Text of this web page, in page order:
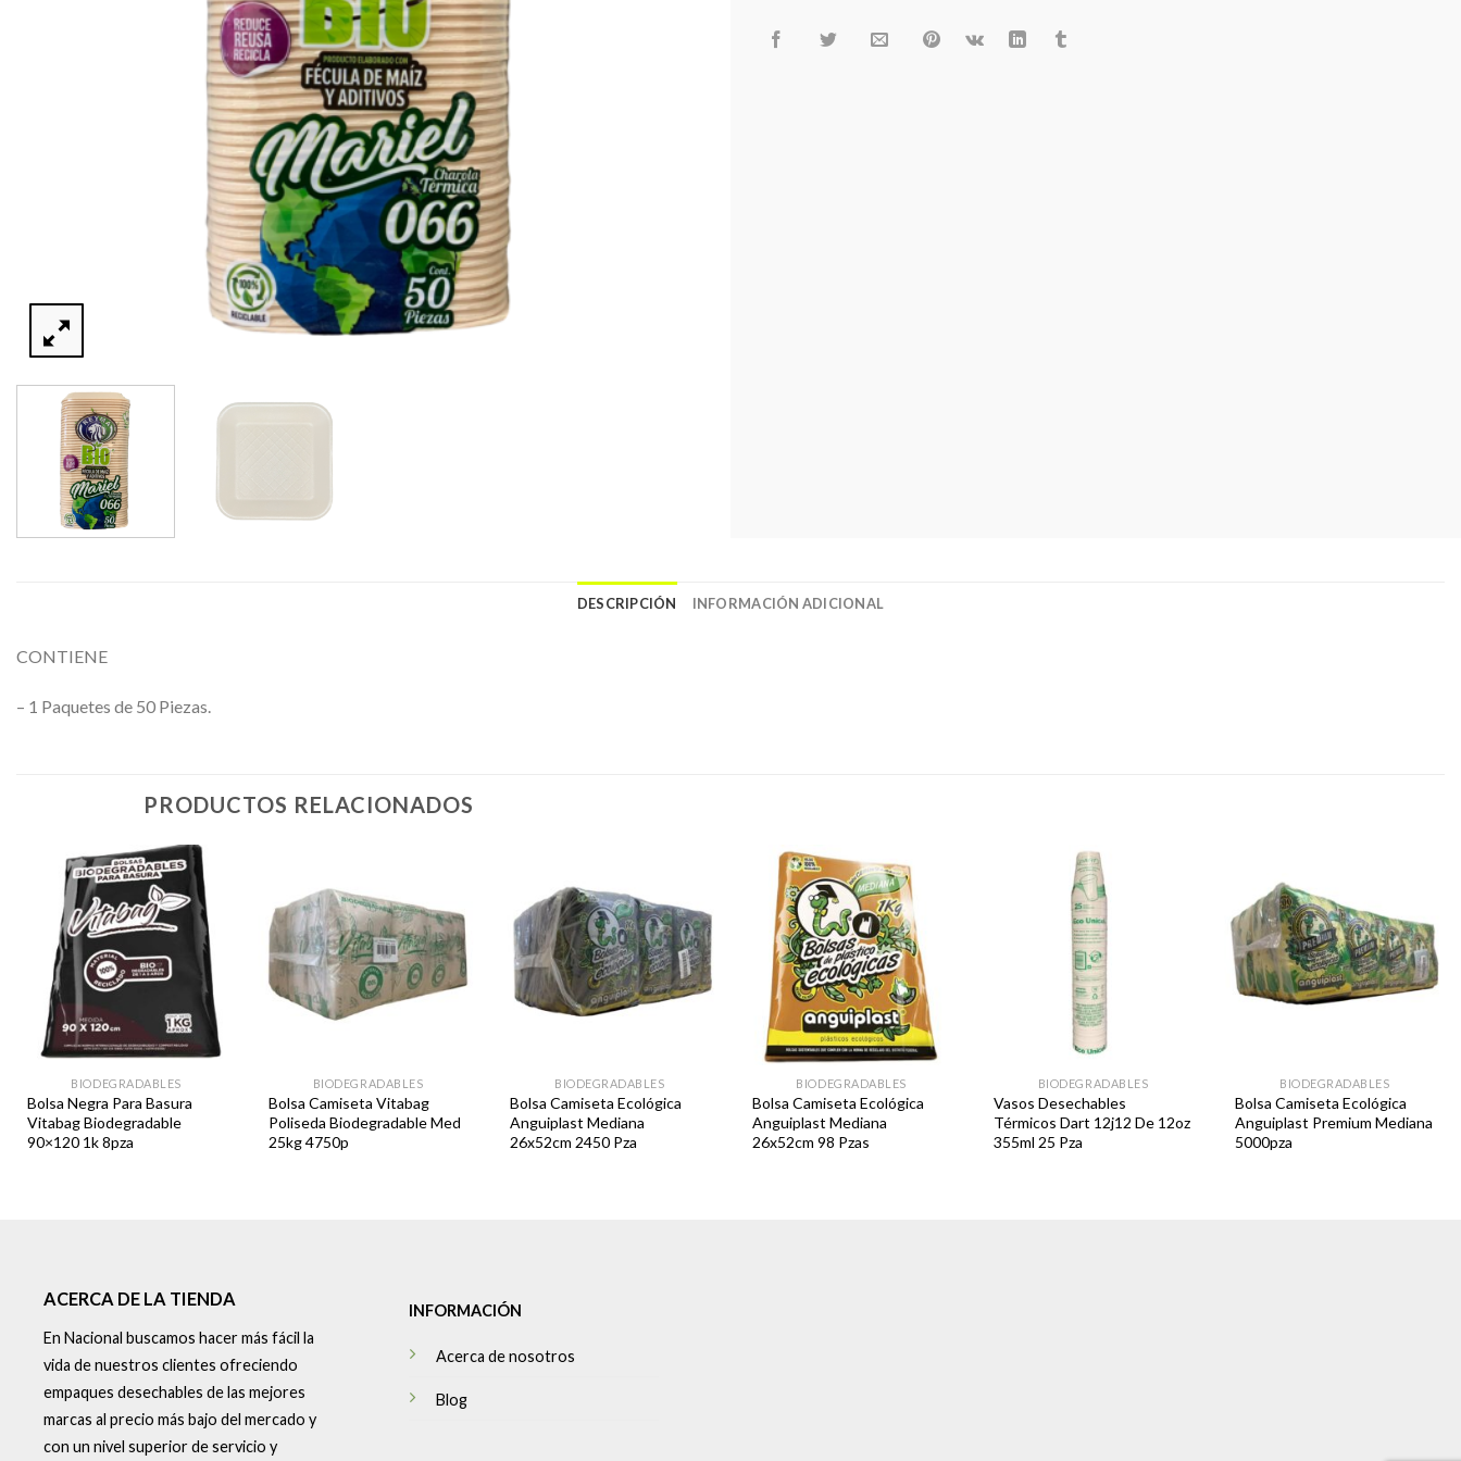
DESCRIPCIÓN INFORMACIÓN ADICIONAL
CONTIENE
– 1 Paquetes de 50 Piezas.
PRODUCTOS RELACIONADOS
Favoritos
BIODEGRADABLES
Bolsa Negra Para Basura
Vitabag Biodegradable
90×120 1k 8pza
Favoritos
BIODEGRADABLES
Bolsa Camiseta Vitabag
Poliseda Biodegradable Med
25kg 4750p
Favoritos
BIODEGRADABLES
Bolsa Camiseta Ecológica
Anguiplast Mediana
26x52cm 2450 Pza
Favoritos
BIODEGRADABLES
Bolsa Camiseta Ecológica
Anguiplast Mediana
26x52cm 98 Pzas
BIODEGRADABLES
Vasos Desechables
Térmicos Dart 12j12 De 12oz
355ml 25 Pza
Favoritos
BIODEGRADABLES
Bolsa Camiseta Ecológica
Anguiplast Premium Mediana
5000pza
ACERCA DE LA TIENDA
En Nacional buscamos hacer más fácil la
vida de nuestros clientes ofreciendo
empaques desechables de las mejores
marcas al precio más bajo del mercado y
con un nivel superior de servicio y
INFORMACIÓN
Acerca de nosotros
Blog